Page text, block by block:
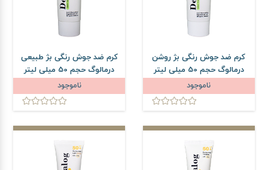
کرم ضد جوش رنگی بژ روشن
درمالوگ حجم 50 میلی لیتر
ناموجود
کرم ضد جوش رنگی بژ طبیعی
درمالوگ حجم 50 میلی لیتر
ناموجود